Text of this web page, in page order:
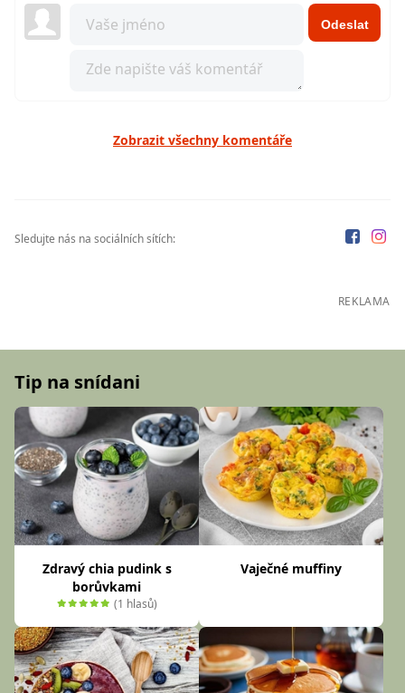
Odeslat
Zobrazit všechny komentáře
Sledujte nás na sociálních sítích:
REKLAMA
Tip na snídani
Zdravý chia pudink s
borůvkami
(1 hlasů)
Vaječné muffiny